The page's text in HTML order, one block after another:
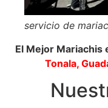
servicio de
El Mejor Mariachis
Tonala,